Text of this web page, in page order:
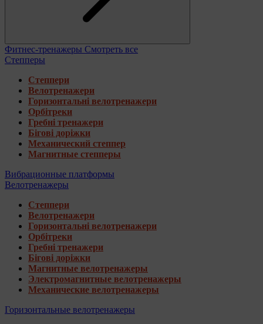
Фитнес-тренажеры Смотреть все
Степперы
Степпери
Велотренажери
Горизонтальні велотренажери
Орбітреки
Гребні тренажери
Бігові доріжки
Механический степпер
Магнитные степперы
Вибрационные платформы
Велотренажеры
Степпери
Велотренажери
Горизонтальні велотренажери
Орбітреки
Гребні тренажери
Бігові доріжки
Магнитные велотренажеры
Электромагнитные велотренажеры
Механические велотренажеры
Горизонтальные велотренажеры